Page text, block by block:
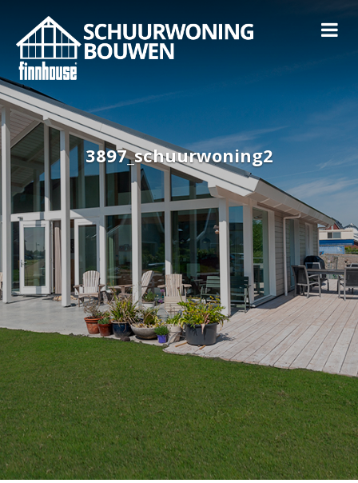
3897_schuurwoning2